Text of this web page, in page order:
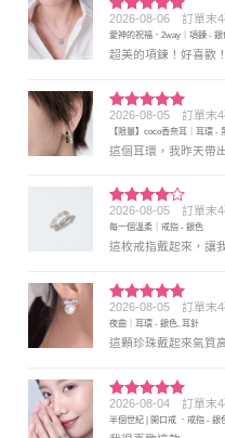
評分5 滿
分 5
2026-08-06 訂單末
愛神的祝福．2way｜項鍊 - 銀
超美的項鍊！好喜歡！
評分5滿
分 5
2026-08-05 訂單末
【限量】coco香奈耳｜耳環 -
這個耳環，我昨天帶
評分4
滿分 5
2026-08-05 訂單末
每一個溫柔｜戒指 - 銀色
這枚戒指戴起來，讓
評分5 滿
分 5
2026-08-05 訂單末
夜曲｜耳環 - 銀色, 耳針
這顆珍珠戴起來氣質
評分5滿
分 5
2026-08-04 訂單末
半個世紀 | 開口戒 ．戒指 - 銀